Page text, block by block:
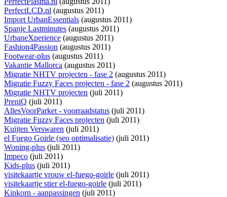
PerfectLCD.nl (augustus 2011)
Import UrbanEssentials (augustus 2011)
Spanje Lastminutes (augustus 2011)
UrbaneXperience (augustus 2011)
Fashion4Passion (augustus 2011)
Footwear-plus (augustus 2011)
Vakantie Mallorca (augustus 2011)
Migratie NHTV projecten - fase 2 (augustus 2011)
Migratie Fuzzy Faces projecten - fase 2 (augustus 2011)
Migratie NHTV projecten (juli 2011)
PreniQ (juli 2011)
AllesVoorParket - voorraadstatus (juli 2011)
Migratie Fuzzy Faces projecten (juli 2011)
Kuijten Verswaren (juli 2011)
el Fuego Goirle (seo optimalisatie) (juli 2011)
Woning-plus (juli 2011)
Impeco (juli 2011)
Kids-plus (juli 2011)
visitekaartje vrouw el-fuego-goirle (juli 2011)
visitekaartje stier el-fuego-goirle (juli 2011)
Kinkorn - aanpassingen (juli 2011)